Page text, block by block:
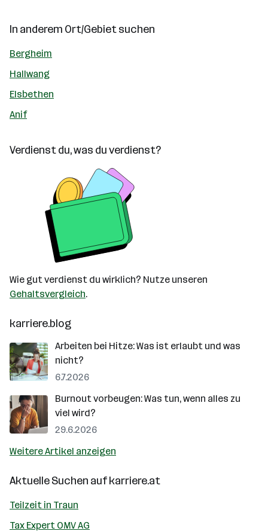
In anderem Ort/Gebiet suchen
Bergheim
Hallwang
Elsbethen
Anif
Verdienst du, was du verdienst?
Wie gut verdienst du wirklich? Nutze unseren
Gehaltsvergleich.
karriere.blog
Arbeiten bei Hitze: Was ist erlaubt und was
nicht?
6.7.2026
Burnout vorbeugen: Was tun, wenn alles zu
viel wird?
29.6.2026
Weitere Artikel anzeigen
Aktuelle Suchen aufkarriere.at
Teilzeit in Traun
Tax Expert OMV AG